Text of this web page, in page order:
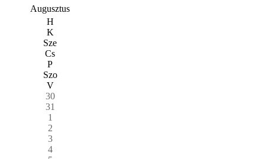
Augusztus
H
K
Sze
Cs
P
Szo
V
30
31
1
2
3
4